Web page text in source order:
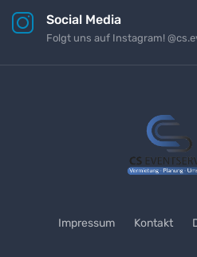
Social Media
Folgt uns auf Instagram!
Impressum Kontakt